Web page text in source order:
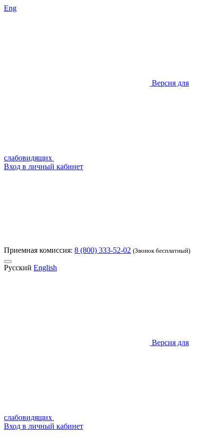
Eng
Версия для
слабовидящих
Вход в личный кабинет
Приемная комиссия: 8 (800) 333-52-02 (Звонок бесплатный)
Русский English
Версия для
слабовидящих
Вход в личный кабинет